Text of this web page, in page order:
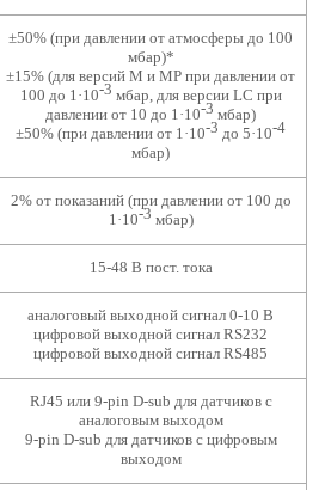
±50% (при давлении от атмосферы до 100
мбар)*
±15% (для версий М и МР при давлении от
100 до 1·10-3 мбар, для версии LC при
давлении от 10 до 1·10-3 мбар)
±50% (при давлении от 1·10-3 до 5·10-4
мбар)
2% от показаний (при давлении от 100 до
1·10-3 мбар)
15-48 В пост. тока
аналоговый выходной сигнал 0-10 В
цифровой выходной сигнал RS232
цифровой выходной сигнал RS485
RJ45 или 9-pin D-sub для датчиков с
аналоговым выходом
9-pin D-sub для датчиков с цифровым
выходом